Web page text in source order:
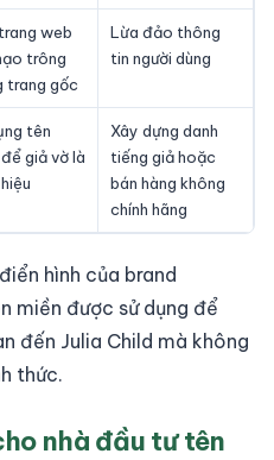
web
trông
trang gốc
Lừa đảo thông
tin người dùng
tên
giả vờ là
Xây dựng danh
tiếng giả hoặc
bán hàng không
chính hãng
hình của brand
miền được sử dụng để
đến Julia Child mà không
thức.
nhà đầu tư tên